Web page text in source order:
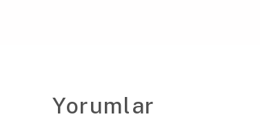
Yorumlar